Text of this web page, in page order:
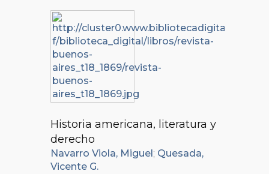
Historia americana, literatura y
derecho
Navarro Viola, Miguel ; Quesada,
Vicente G.